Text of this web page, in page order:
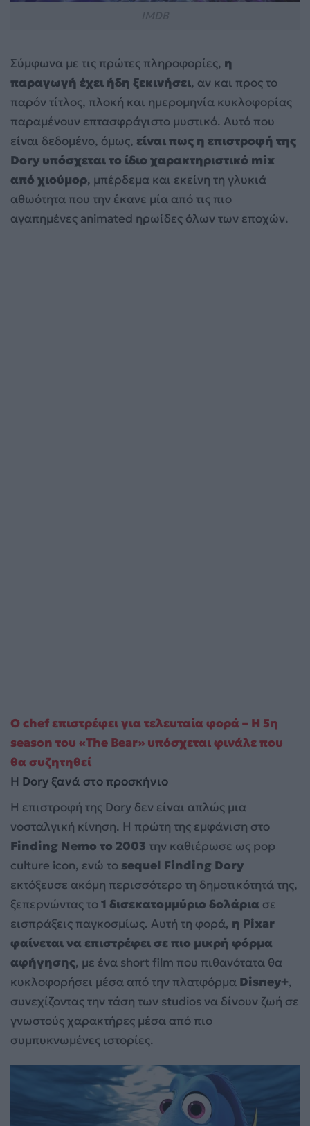
Σύμφωνα με τις πρώτες πληροφορίες, η
παραγωγή έχει ήδη ξεκινήσει, αν και προς το
παρόν τίτλος, πλοκή και ημερομηνία κυκλοφορίας
παραμένουν επτασφράγιστο μυστικό. Αυτό που
είναι δεδομένο, όμως, είναι πως η επιστροφή της
Dory υπόσχεται το ίδιο χαρακτηριστικό mix
από χιούμορ, μπέρδεμα και εκείνη τη γλυκιά
αθωότητα που την έκανε μία από τις πιο
αγαπημένες animated ηρωίδες όλων των εποχών.
Ο chef επιστρέφει για τελευταία φορά – Η 5η
season του «The Bear» υπόσχεται φινάλε που
θα συζητηθεί
Η Dory ξανά στο προσκήνιο
Η επιστροφή της Dory δεν είναι απλώς μια
νοσταλγική κίνηση. Η πρώτη της εμφάνιση στο
Finding Nemo το 2003 την καθιέρωσε ως pop
culture icon, ενώ το sequel Finding Dory
εκτόξευσε ακόμη περισσότερο τη δημοτικότητά της,
ξεπερνώντας το1 δισεκατομμύριο δολάρια σε
εισπράξεις παγκοσμίως. Αυτή τη φορά, η Pixar
φαίνεται να επιστρέφει σε πιο μικρή φόρμα
αφήγησης, με ένα short film που πιθανότατα θα
κυκλοφορήσει μέσα από την πλατφόρμα Disney+,
συνεχίζοντας την τάση των studios να δίνουν ζωή σε
γνωστούς χαρακτήρες μέσα από πιο
συμπυκνωμένες ιστορίες.